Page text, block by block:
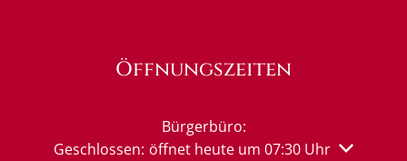
Öffnungszeiten
Bürgerbüro:
Klicken, um weitere Öffnungs- oder Schließzeiten
Geschlossen: öffnet heute um 07:30 Uhr